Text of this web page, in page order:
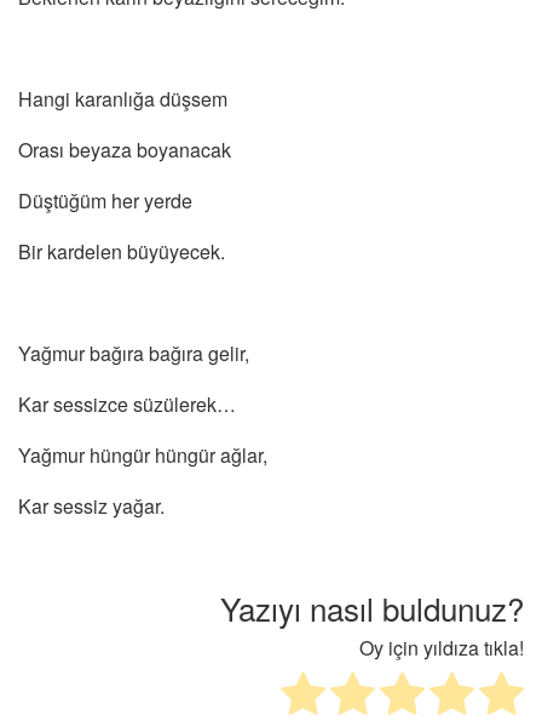
Hangi karanlığa düşsem
Orası beyaza boyanacak
Düştüğüm her yerde
Bir kardelen büyüyecek.
Yağmur bağıra bağıra gelir,
Kar sessizce süzülerek…
Yağmur hüngür hüngür ağlar,
Kar sessiz yağar.
Yazıyı nasıl buldunuz?
Oy için yıldıza tıkla!